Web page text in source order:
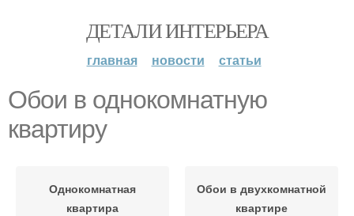
ДЕТАЛИ ИНТЕРЬЕРА
главная новости статьи
Обои в однокомнатную
квартиру
Однокомнатная
квартира
Обои в двухкомнатной
квартире